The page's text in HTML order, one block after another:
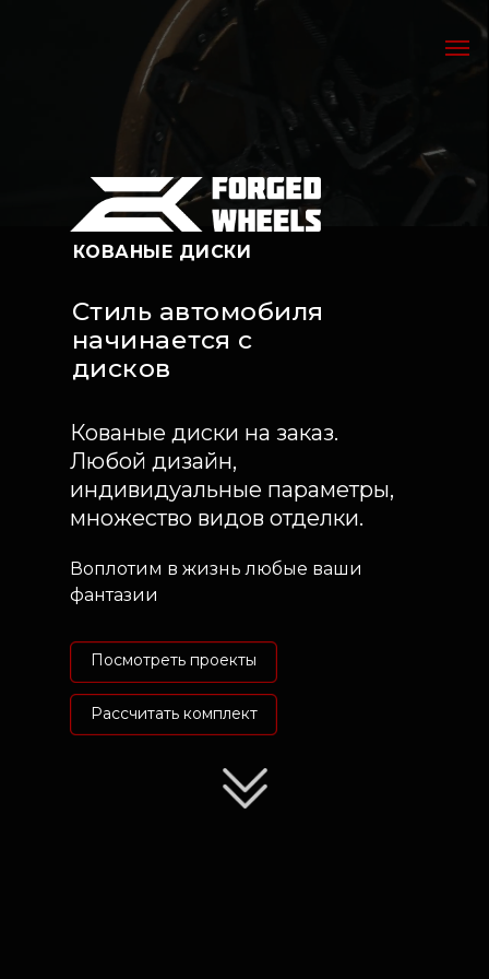
Воплотим в жизнь любые ваши
фантазии
КОВАНЫЕ ДИСКИ
Кованые диски на заказ.
Любой дизайн,
индивидуальные параметры,
множество видов отделки.
Рассчитать комплект
Стиль автомобиля
начинается с
дисков
Посмотреть проекты